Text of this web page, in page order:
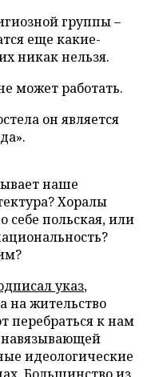
группы –
еще какие-
никак нельзя.
может работать.
он является
наше
Хоралы
себе польская, или
указ,
на жительство
перебраться к нам
идеологические